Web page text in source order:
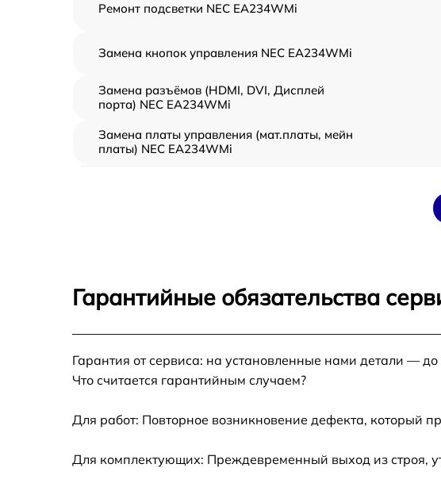
Ремонт подсветки NEC EA234WMi
Замена кнопок управления NEC EA234WMi
Замена разъёмов (HDMI, DVI, Дисплей
порта) NEC EA234WMi
Замена платы управления (мат.платы, мейн
платы) NEC EA234WMi
Замена блока питания NEC EA234WMi
EA234WMi
Гарантийные обязательства
Гарантия от сервиса: на установленные нами детали — до
Что считается гарантийным случаем?
Для работ: Повторное возникновение дефекта, который
Для комплектующих: Преждевременный выход из строя,